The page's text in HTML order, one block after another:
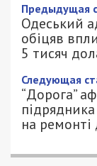
Предыдущая
Одеський
обіцяв
5 тисяч
Следующая
“Дорога”
на ремонті